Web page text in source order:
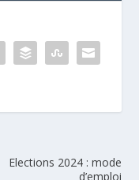
Elections 2024 : mode
d’emploi